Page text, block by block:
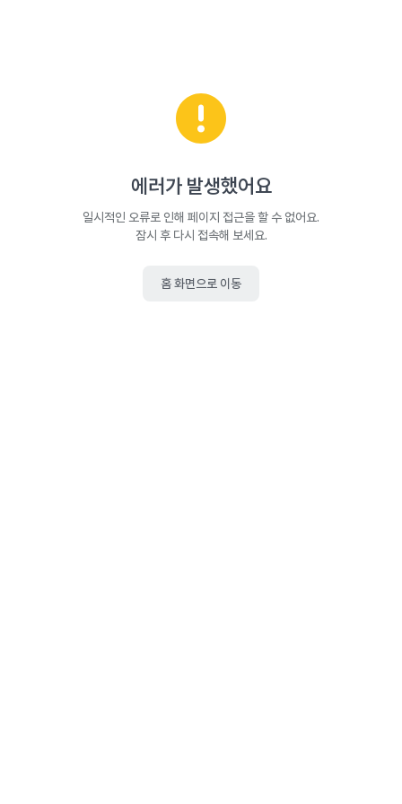
에러가 발생했어요
일시적인 오류로 인해 페이지 접근을 할 수 없어요.
잠시 후 다시 접속해 보세요.
홈 화면으로 이동